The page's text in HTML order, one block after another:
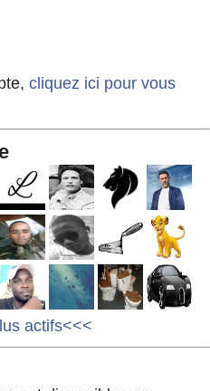
cliquez ici pour vous
actifs<<<